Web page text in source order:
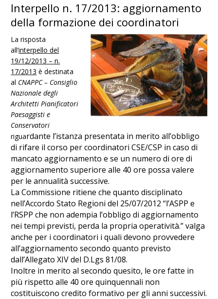
Interpello n. 17/2013: aggiornamento
della formazione dei coordinatori
La risposta
all’interpello del
19/12/2013 – n.
17/2013 è destinata
al CNAPPC – Consiglio
Nazionale degli
Architetti Pianificatori
Paesaggisti e
Conservatori
riguardante l’istanza presentata in merito all’obbligo
di rifare il corso per coordinatori CSE/CSP in caso di
mancato aggiornamento e se un numero di ore di
aggiornamento superiore alle 40 ore possa valere
per le annualità successive.
La Commissione ritiene che quanto disciplinato
nell’Accordo Stato Regioni del 25/07/2012 “l’ASPP e
l’RSPP che non adempia l’obbligo di aggiornamento
nei tempi previsti, perda la propria operatività.” valga
anche per i coordinatori i quali devono provvedere
all’aggiornamento secondo quanto previsto
dall’Allegato XIV del D.Lgs 81/08.
Inoltre in merito al secondo quesito, le ore fatte in
più rispetto alle 40 ore quinquennali non
costituiscono credito formativo per gli anni successivi.